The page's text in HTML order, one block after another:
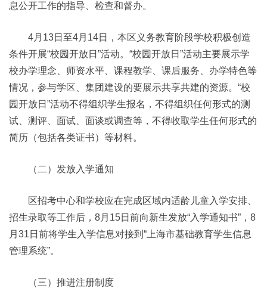
息公开工作的指导、检查和督办。
4月13日至4月14日，本区义务教育阶段学校积极创造
条件开展“校园开放日”活动。“校园开放日”活动主要展示学
校办学理念、师资水平、课程教学、课后服务、办学特色等
情况，参与学区、集团建设的要展示共享共建的资源。“校
园开放日”活动不得组织学生报名，不得组织任何形式的测
试、测评、面试、面谈或调查等，不得收取学生任何形式的
简历（包括各类证书）等材料。
（二）发放入学通知
区招考中心和学校应在完成区域内适龄儿童入学安排、
招生录取等工作后，8月15日前向新生发放“入学通知书”，8
月31日前将学生入学信息对接到“上海市基础教育学生信息
管理系统”。
（三）推进注册制度